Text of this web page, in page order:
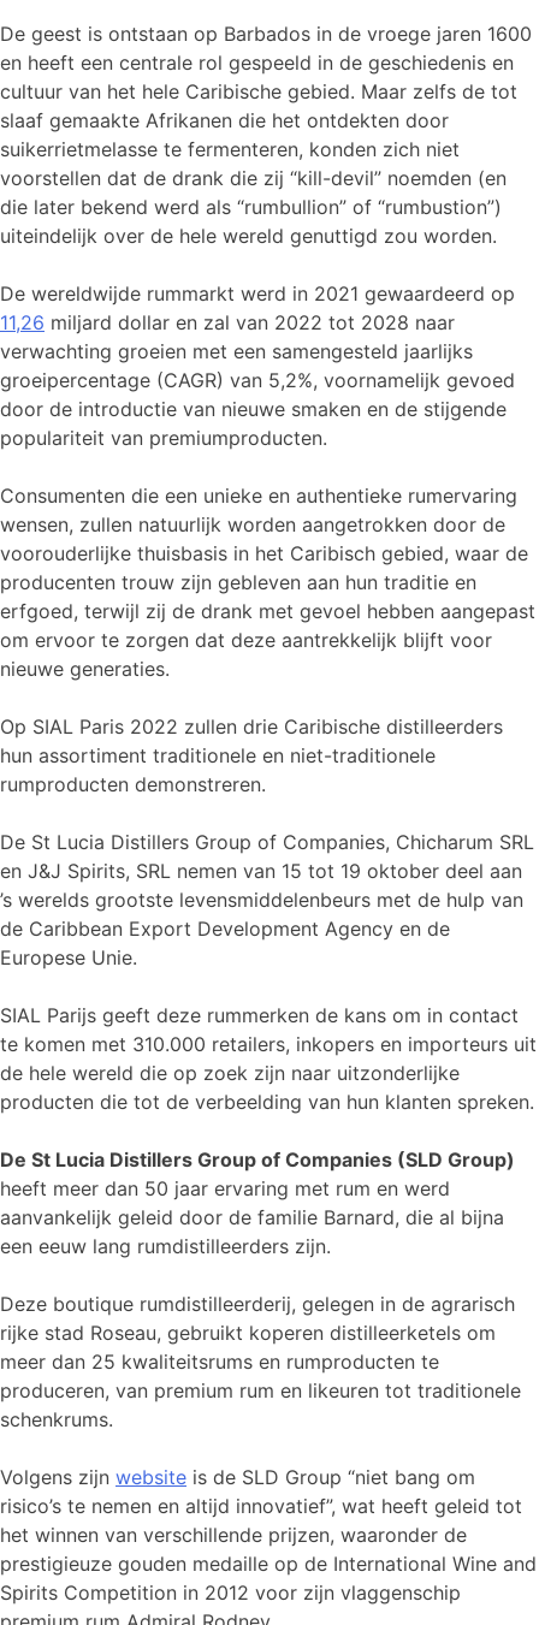
De geest is ontstaan op Barbados in de vroege jaren 1600
en heeft een centrale rol gespeeld in de geschiedenis en
cultuur van het hele Caribische gebied. Maar zelfs de tot
slaaf gemaakte Afrikanen die het ontdekten door
suikerrietmelasse te fermenteren, konden zich niet
voorstellen dat de drank die zij “kill-devil” noemden (en
die later bekend werd als “rumbullion” of “rumbustion”)
uiteindelijk over de hele wereld genuttigd zou worden.
De wereldwijde rummarkt werd in 2021 gewaardeerd op
11,26 miljard dollar en zal van 2022 tot 2028 naar
verwachting groeien met een samengesteld jaarlijks
groeipercentage (CAGR) van 5,2%, voornamelijk gevoed
door de introductie van nieuwe smaken en de stijgende
populariteit van premiumproducten.
Consumenten die een unieke en authentieke rumervaring
wensen, zullen natuurlijk worden aangetrokken door de
voorouderlijke thuisbasis in het Caribisch gebied, waar de
producenten trouw zijn gebleven aan hun traditie en
erfgoed, terwijl zij de drank met gevoel hebben aangepast
om ervoor te zorgen dat deze aantrekkelijk blijft voor
nieuwe generaties.
Op SIAL Paris 2022 zullen drie Caribische distilleerders
hun assortiment traditionele en niet-traditionele
rumproducten demonstreren.
De St Lucia Distillers Group of Companies, Chicharum SRL
en J&J Spirits, SRL nemen van 15 tot 19 oktober deel aan
’s werelds grootste levensmiddelenbeurs met de hulp van
de Caribbean Export Development Agency en de
Europese Unie.
SIAL Parijs geeft deze rummerken de kans om in contact
te komen met 310.000 retailers, inkopers en importeurs uit
de hele wereld die op zoek zijn naar uitzonderlijke
producten die tot de verbeelding van hun klanten spreken.
De St Lucia Distillers Group of Companies (SLD Group)
heeft meer dan 50 jaar ervaring met rum en werd
aanvankelijk geleid door de familie Barnard, die al bijna
een eeuw lang rumdistilleerders zijn.
Deze boutique rumdistilleerderij, gelegen in de agrarisch
rijke stad Roseau, gebruikt koperen distilleerketels om
meer dan 25 kwaliteitsrums en rumproducten te
produceren, van premium rum en likeuren tot traditionele
schenkrums.
Volgens zijn website is de SLD Group “niet bang om
risico’s te nemen en altijd innovatief”, wat heeft geleid tot
het winnen van verschillende prijzen, waaronder de
prestigieuze gouden medaille op de International Wine and
Spirits Competition in 2012 voor zijn vlaggenschip